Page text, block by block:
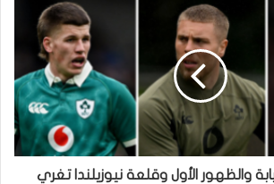
والظهور الأول وقلعة نيوزيلندا تغري